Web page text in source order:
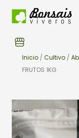
Inicio / Cultivo /
FRUTOS 1KG